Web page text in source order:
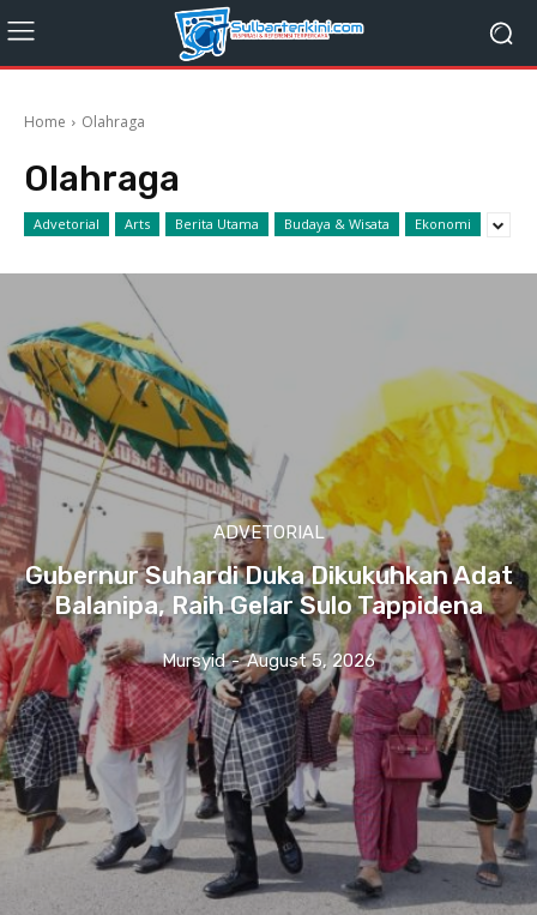
Home Olahraga
Olahraga
Advetorial Arts Berita Utama Budaya & Wisata Ekonomi
ADVETORIAL
Gubernur Suhardi Duka Dikukuhkan Adat
Balanipa, Raih Gelar Sulo Tappidena
Mursyid - August 5, 2026